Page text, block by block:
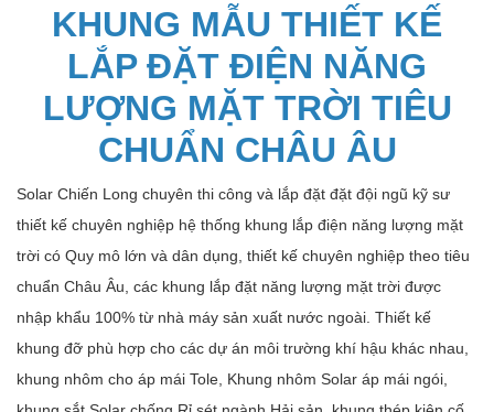
KHUNG MẪU THIẾT KẾ
LẮP ĐẶT ĐIỆN NĂNG
LƯỢNG MẶT TRỜI TIÊU
CHUẨN CHÂU ÂU
Solar Chiến Long chuyên thi công và lắp đặt đặt đội ngũ kỹ sư
thiết kế chuyên nghiệp hệ thống khung lắp điện năng lượng mặt
trời có Quy mô lớn và dân dụng, thiết kế chuyên nghiệp theo tiêu
chuẩn Châu Âu, các khung lắp đặt năng lượng mặt trời được
nhập khẩu 100% từ nhà máy sản xuất nước ngoài. Thiết kế
khung đỡ phù hợp cho các dự án môi trường khí hậu khác nhau,
khung nhôm cho áp mái Tole, Khung nhôm Solar áp mái ngói,